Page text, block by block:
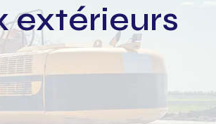
extérieurs